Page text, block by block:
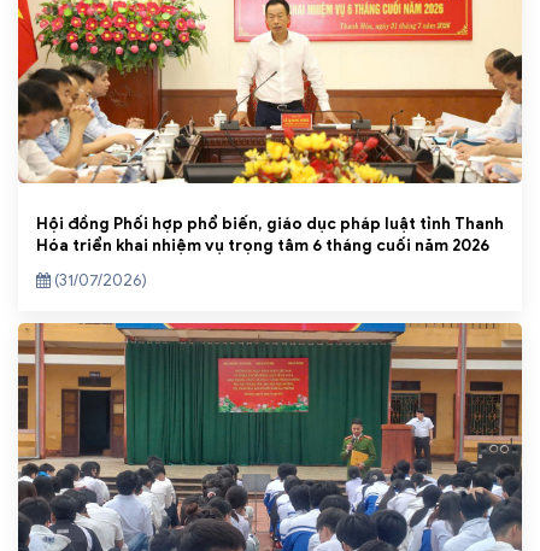
Hội đồng Phối hợp phổ biến, giáo dục pháp luật tỉnh Thanh
Hóa triển khai nhiệm vụ trọng tâm 6 tháng cuối năm 2026
(31/07/2026)